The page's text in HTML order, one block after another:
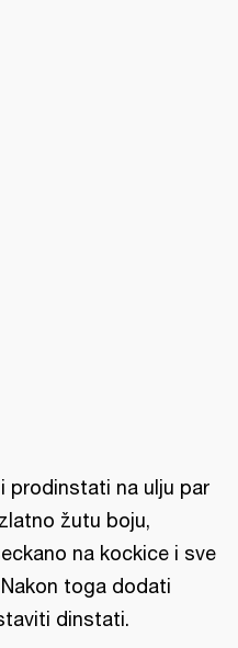
prodinstati na ulju par
žutu boju,
na kockice i sve
toga dodati
dinstati.